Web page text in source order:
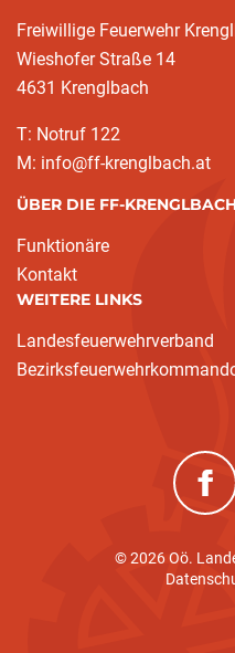
Freiwillige Feuerwehr
Wieshofer Straße 14
4631 Krenglbach
T: Notruf 122
M: info@ff-krenglbach.at
ÜBER DIE FF-
Funktionäre
Kontakt
WEITERE LINKS
Landesfeuerwehrverband
© 2026 Oö.